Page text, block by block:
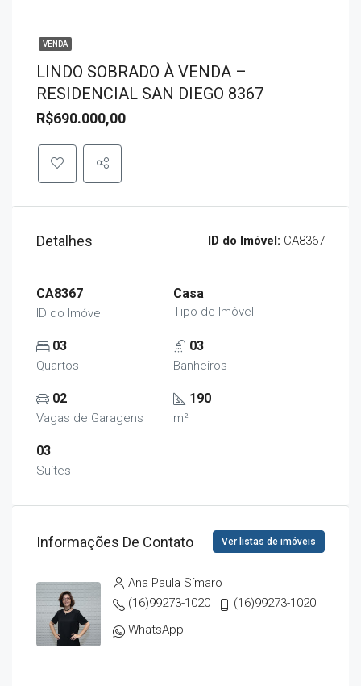
VENDA
LINDO SOBRADO À VENDA –
RESIDENCIAL SAN DIEGO 8367
R$690.000,00
Detalhes ID do Imóvel: CA8367
CA8367
ID do Imóvel
Casa
Tipo de Imóvel
03
Quartos
03
Banheiros
02
Vagas de Garagens
190
m²
03
Suítes
Informações De Contato Ver listas de imóveis
Ana Paula Símaro
(16)99273-1020
(16)99273-1020
WhatsApp